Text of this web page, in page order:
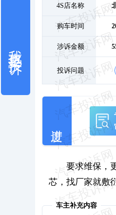
4S店名称
购车时间
涉诉金额
投诉问题
要求维保，
芯，找厂家就敷
车主补充内容